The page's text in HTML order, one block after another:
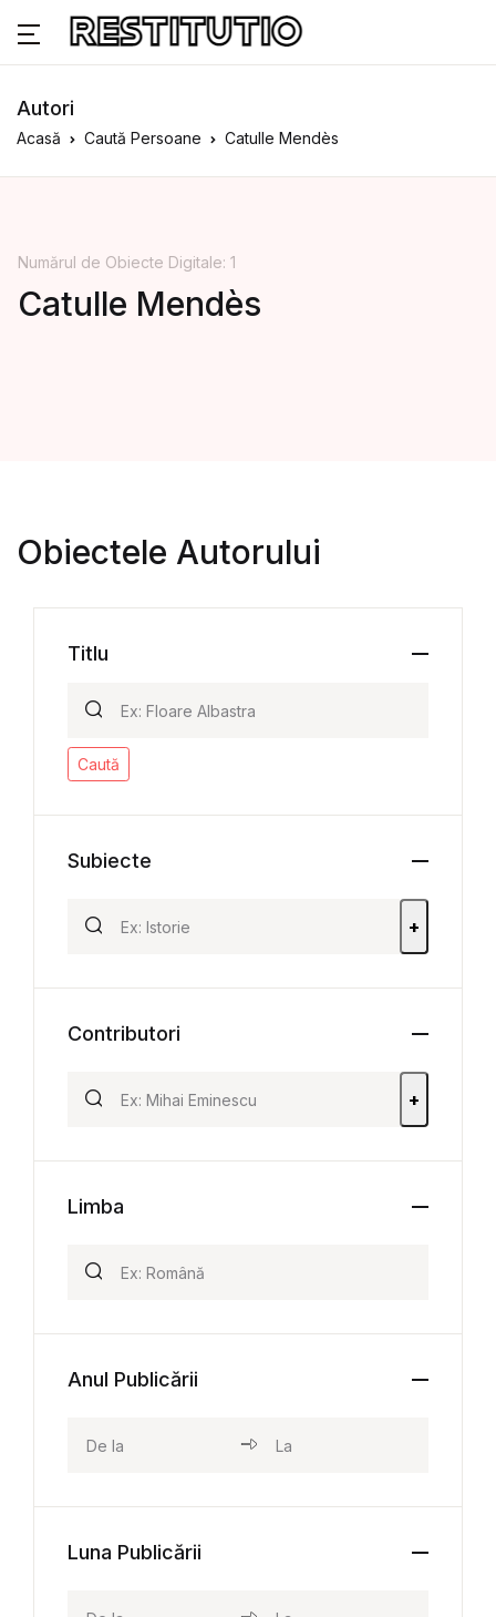
Autori
Acasă Caută Persoane Catulle Mendès
Numărul de Obiecte Digitale: 1
Catulle Mendès
Obiectele Autorului
Titlu
Caută
Subiecte
+
Contributori
+
Limba
Anul Publicării
Luna Publicării